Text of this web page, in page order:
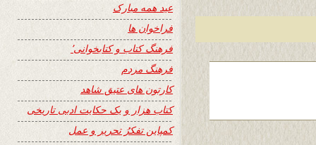
عید همه مبارک
فراخوان ها
فرهنگ کتاب و کتابخوانی٬
فرهنگ مردم
کارتون های عتیق شاهد
کتاب هزار و یک حکایت ادبی تاریخی
کمپاین تفکرُ تحریر و عمل